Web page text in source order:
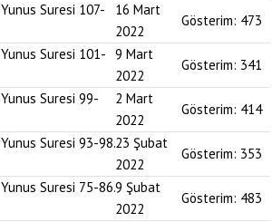
Suresi 107-
16 Mart
2022
Gösterim: 473
Suresi 101- 9 Mart
2022
Gösterim: 341
Suresi 99-
2 Mart
2022
Gösterim: 414
Suresi 93-98.23 Şubat
2022
Gösterim: 353
Suresi 75-86.9 Şubat
2022
Gösterim: 483